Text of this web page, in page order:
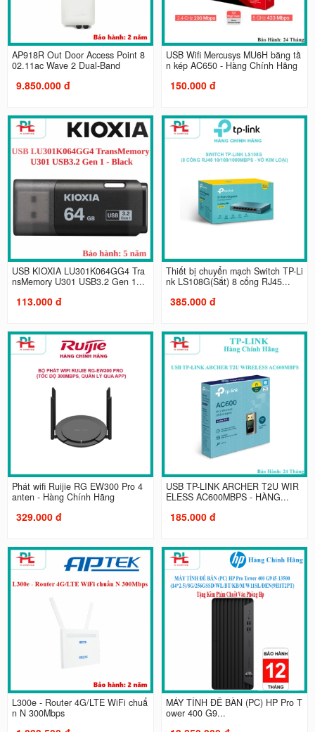
AP918R Out Door Access Point 8
02.11ac Wave 2 Dual-Band
9.850.000 đ
USB Wifi Mercusys MU6H băng tầ
n kép AC650 - Hàng Chính Hãng
150.000 đ
USB KIOXIA LU301K064GG4 Tra
nsMemory U301 USB3.2 Gen 1...
113.000 đ
Thiết bị chuyển mạch Switch TP-Li
nk LS108G(Sắt) 8 cổng RJ45...
385.000 đ
Phát wifi Ruijie RG EW300 Pro 4
anten - Hàng Chính Hãng
329.000 đ
USB TP-LINK ARCHER T2U WIR
ELESS AC600MBPS - HÀNG...
185.000 đ
L300e - Router 4G/LTE WiFi chuẩ
n N 300Mbps
MÁY TÍNH ĐỂ BÀN (PC) HP Pro T
ower 400 G9...